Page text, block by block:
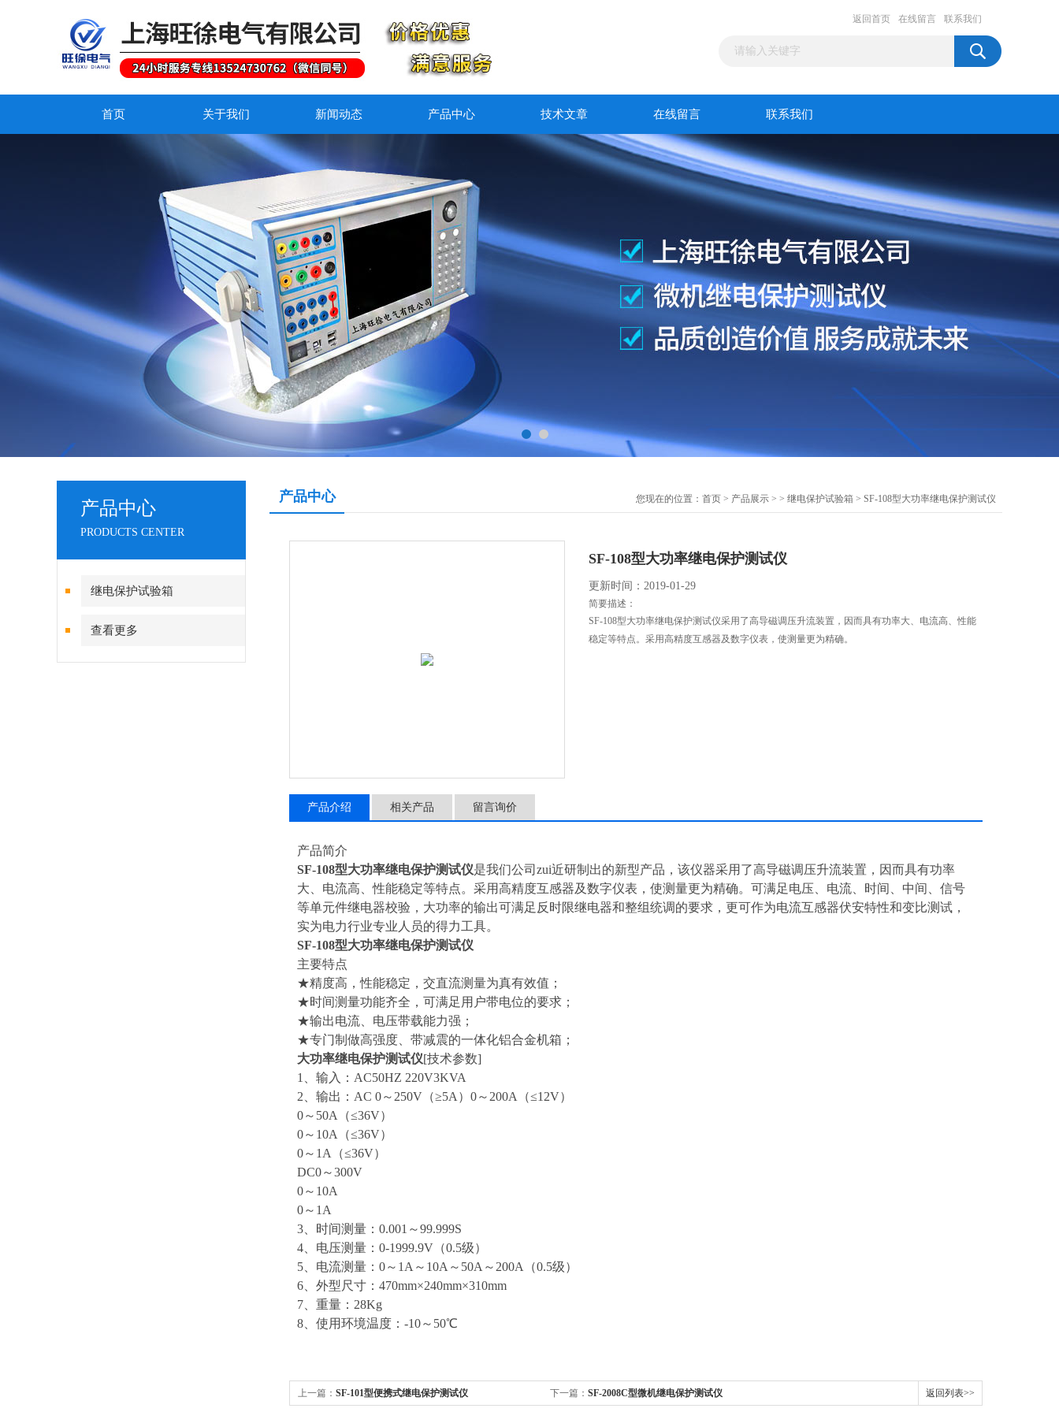
返回首页 在线留言 联系我们
首页 关于我们 新闻动态 产品中心 技术文章 在线留言 联系我们
产品中心
PRODUCTS CENTER
继电保护试验箱
查看更多
产品中心 您现在的位置： 首页 > 产品展示 > > 继电保护试验箱 > SF-108型大功率继电保护测试仪
SF-108型大功率继电保护测试仪
更新时间：2019-01-29
简要描述：
SF-108型大功率继电保护测试仪采用了高导磁调压升流装置，因而具有功率大、电流高、性能
稳定等特点。采用高精度互感器及数字仪表，使测量更为精确。
产品介绍 相关产品 留言询价
产品简介
SF-108型大功率继电保护测试仪是我们公司zui近研制出的新型产品，该仪器采用了高导磁调压升流装置，因而具有功率
大、电流高、性能稳定等特点。采用高精度互感器及数字仪表，使测量更为精确。可满足电压、电流、时间、中间、信号
等单元件继电器校验，大功率的输出可满足反时限继电器和整组统调的要求，更可作为电流互感器伏安特性和变比测试，
实为电力行业专业人员的得力工具。
SF-108型大功率继电保护测试仪
主要特点
★精度高，性能稳定，交直流测量为真有效值；
★时间测量功能齐全，可满足用户带电位的要求；
★输出电流、电压带载能力强；
★专门制做高强度、带减震的一体化铝合金机箱；
大功率继电保护测试仪[技术参数]
1、输入：AC50HZ 220V3KVA
2、输出：AC 0～250V（≥5A）0～200A（≤12V）
0～50A（≤36V）
0～10A（≤36V）
0～1A（≤36V）
DC0～300V
0～10A
0～1A
3、时间测量：0.001～99.999S
4、电压测量：0-1999.9V（0.5级）
5、电流测量：0～1A～10A～50A～200A（0.5级）
6、外型尺寸：470mm×240mm×310mm
7、重量：28Kg
8、使用环境温度：-10～50℃
上一篇： SF-101型便携式继电保护测试仪 下一篇： SF-2008C型微机继电保护测试仪 返回列表>>